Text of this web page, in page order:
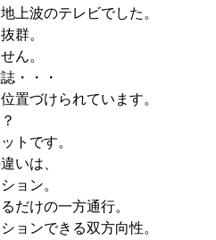
上波のテレビでした。
群。
ん。
・・・
置づけられています。
トです。
いは、
ョン。
だけの一方通行。
ョンできる双方向性。